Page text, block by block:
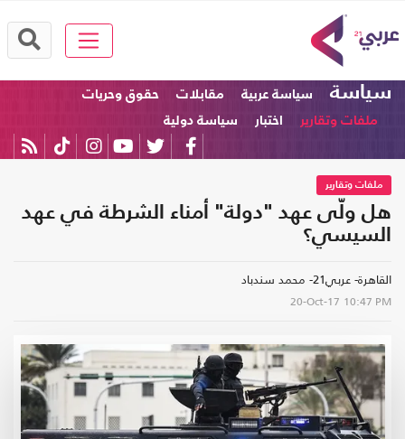
سياسة سياسة عربية مقابلات
حقوق وحريات
ملفات وتقارير
اختبار سياسة دولية
ملفات وتقارير
هل ولّى عهد "دولة" أمناء الشرطة في عهد
السيسي؟
القاهرة- عربي21- محمد سندباد
20-Oct-17 10:47 PM